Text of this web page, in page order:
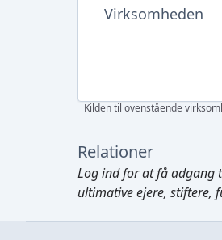
Virksomheden
Kilden til ovenstående
Relationer
Log indfor at få adgang
ultimative ejere, stiftere,